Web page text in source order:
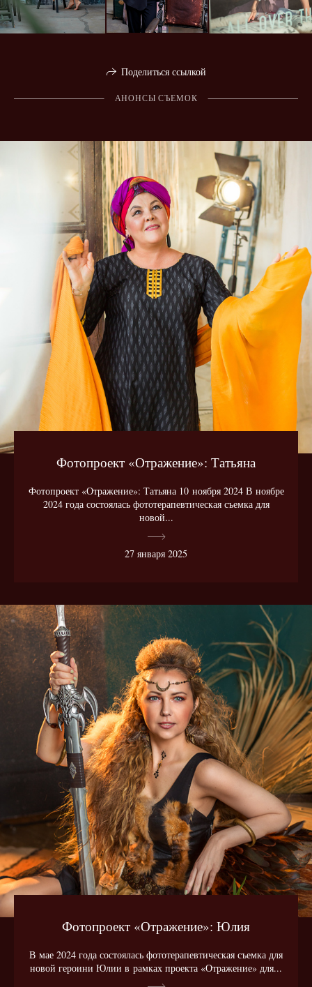
Поделиться ссылкой
АНОНСЫ СЪЕМОК
Фотопроект «Отражение»: Татьяна
Фотопроект «Отражение»: Татьяна 10 ноября 2024 В ноябре
2024 года состоялась фототерапевтическая съемка для
новой...
27 января 2025
Фотопроект «Отражение»: Юлия
В мае 2024 года состоялась фототерапевтическая съемка для
новой героини Юлии в рамках проекта «Отражение» для...